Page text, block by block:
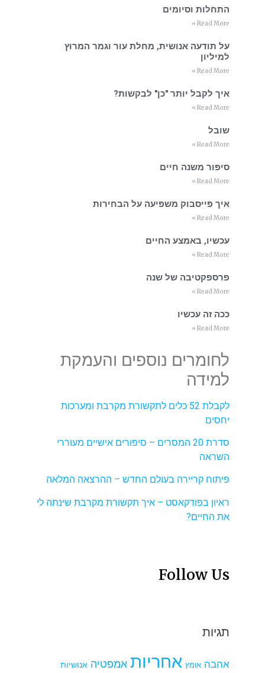
התחלות וסיומים
Read More »
על תודעה אנושית, מחלת עור וגמר המרוץ
למיליון
Read More »
איך לקבל יותר "כן" לבקשות?
Read More »
שובל
Read More »
סיפור משנה חיים
Read More »
איך פייסבוק משפיעה על הבחירות
Read More »
עכשיו, באמצע החיים
Read More »
פרספקטיבה של שנה
Read More »
ככה זה עכשיו
Read More »
לחומרים נוספים והעמקת
למידה
לקבלת 52 כלים לתקשורת מקרבת ומערכות
יחסים
סדרת 20 המסרים – סיפורים אישיים מעוררי
השראה
פיתוח קריירה בעולם החדש – ההרצאה המלאה
ראיון בפודקאסט – איך תקשורת מקרבת שינתה לי
את החיים?
Follow Us
תגיות
אהבה אומץ אחריות אמפטיה אנושיות